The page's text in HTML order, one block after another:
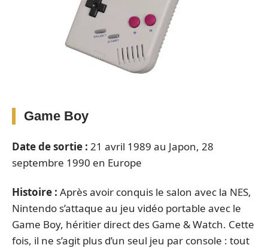
Game Boy
Date de sortie : 21 avril 1989 au Japon, 28
septembre 1990 en Europe
Histoire : Après avoir conquis le salon avec la NES,
Nintendo s’attaque au jeu vidéo portable avec le
Game Boy, héritier direct des Game & Watch. Cette
fois, il ne s’agit plus d’un seul jeu par console : tout